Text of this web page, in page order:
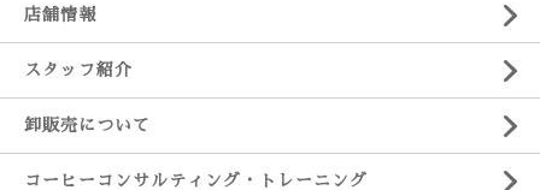
店舗情報
スタッフ紹介
卸販売について
コーヒーコンサルティング・トレーニング